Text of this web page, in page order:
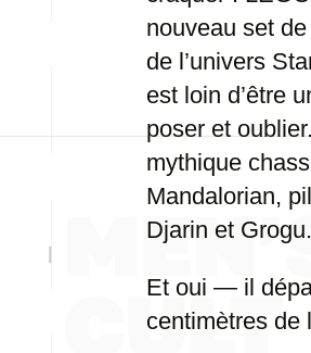
nouveau set
de l’univers
est loin d’être
poser et
mythique
Mandalorian,
Djarin et Grogu.
Et oui — il
centimètres de